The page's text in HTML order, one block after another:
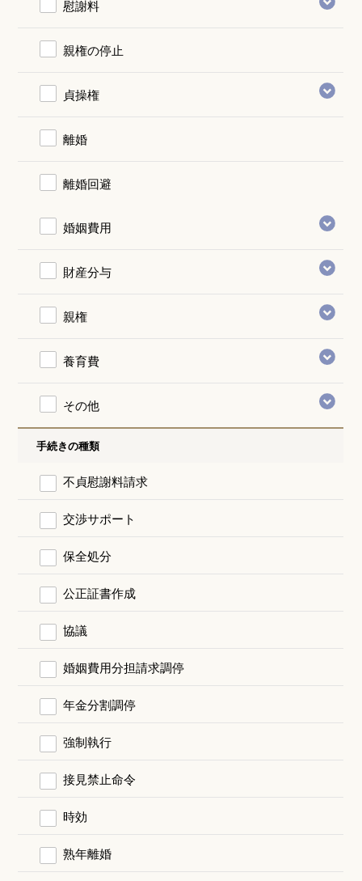
慰謝料
親権の停止
貞操権
離婚
離婚回避
婚姻費用
財産分与
親権
養育費
その他
手続きの種類
不貞慰謝料請求
交渉サポート
保全処分
公正証書作成
協議
婚姻費用分担請求調停
年金分割調停
強制執行
接見禁止命令
時効
熟年離婚